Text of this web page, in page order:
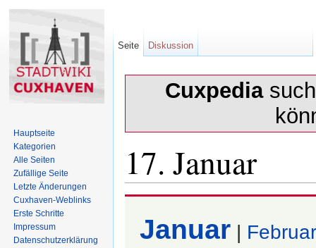
Cuxpedia
17. Januar
Januar| Februar
Seite Diskussion
Hauptseite
Kategorien
Alle Seiten
Zufällige Seite
Letzte Änderungen
Cuxhaven-Weblinks
Erste Schritte
Impressum
Datenschutzerklärung